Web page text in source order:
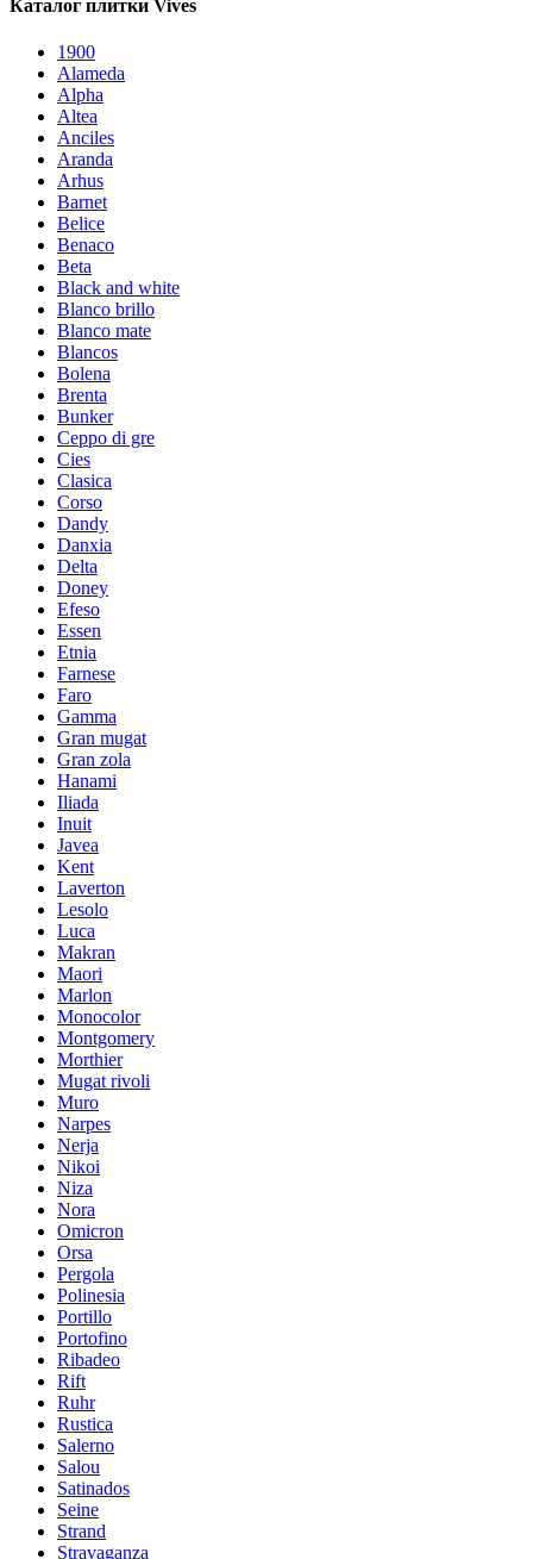
Каталог плитки Vives
1900
Alameda
Alpha
Altea
Anciles
Aranda
Arhus
Barnet
Belice
Benaco
Beta
Black and white
Blanco brillo
Blanco mate
Blancos
Bolena
Brenta
Bunker
Ceppo di gre
Cies
Clasica
Corso
Dandy
Danxia
Delta
Doney
Efeso
Essen
Etnia
Farnese
Faro
Gamma
Gran mugat
Gran zola
Hanami
Iliada
Inuit
Javea
Kent
Laverton
Lesolo
Luca
Makran
Maori
Marlon
Monocolor
Montgomery
Morthier
Mugat rivoli
Muro
Narpes
Nerja
Nikoi
Niza
Nora
Omicron
Orsa
Pergola
Polinesia
Portillo
Portofino
Ribadeo
Rift
Ruhr
Rustica
Salerno
Salou
Satinados
Seine
Strand
Stravaganza